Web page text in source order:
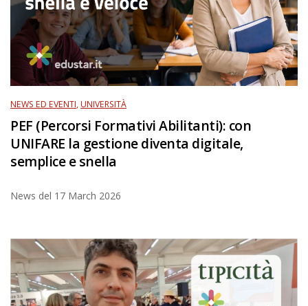
NEWS ED EVENTI,UNIVERSITÀ
PEF (Percorsi Formativi Abilitanti): con
UNIFARE la gestione diventa digitale,
semplice e snella
News del 17 March 2026